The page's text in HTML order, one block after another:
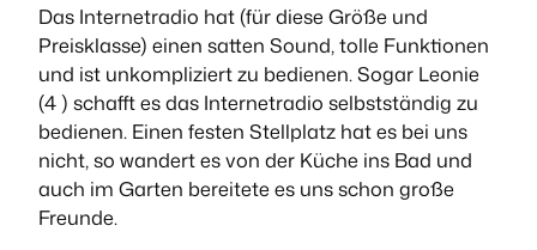
Das Internetradio hat (für diese Größe und
Preisklasse) einen satten Sound, tolle Funktionen
und ist unkompliziert zu bedienen. Sogar Leonie
(4 ) schafft es das Internetradio selbstständig zu
bedienen. Einen festen Stellplatz hat es bei uns
nicht, so wandert es von der Küche ins Bad und
auch im Garten bereitete es uns schon große
Freunde.